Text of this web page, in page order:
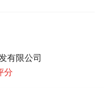
有限公司
分